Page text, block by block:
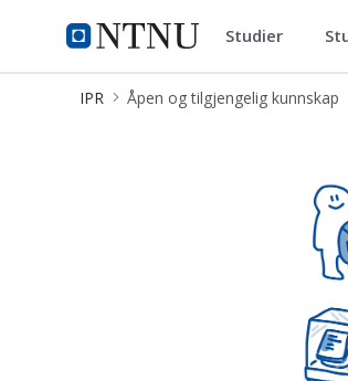
NTNU Hjemmeside
IPR Studier
IPR Åpen og tilgjengelig kunnskap